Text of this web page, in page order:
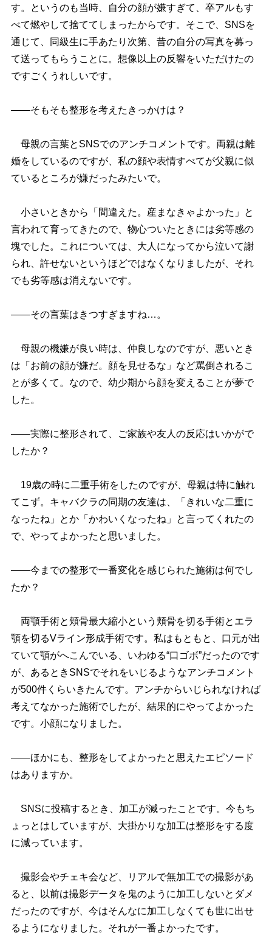
す。というのも当時、自分の顔が嫌すぎて、卒アルもす
べて燃やして捨ててしまったからです。そこで、SNSを
通じて、同級生に手あたり次第、昔の自分の写真を募っ
て送ってもらうことに。想像以上の反響をいただけたの
ですごくうれしいです。
――そもそも整形を考えたきっかけは？
母親の言葉とSNSでのアンチコメントです。両親は離
婚をしているのですが、私の顔や表情すべてが父親に似
ているところが嫌だったみたいで。
小さいときから「間違えた。産まなきゃよかった」と
言われて育ってきたので、物心ついたときには劣等感の
塊でした。これについては、大人になってから泣いて謝
られ、許せないというほどではなくなりましたが、それ
でも劣等感は消えないです。
――その言葉はきつすぎますね…。
母親の機嫌が良い時は、仲良しなのですが、悪いとき
は「お前の顔が嫌だ。顔を見せるな」など罵倒されるこ
とが多くて。なので、幼少期から顔を変えることが夢で
した。
――実際に整形されて、ご家族や友人の反応はいかがで
したか？
19歳の時に二重手術をしたのですが、母親は特に触れ
てこず。キャバクラの同期の友達は、「きれいな二重に
なったね」とか「かわいくなったね」と言ってくれたの
で、やってよかったと思いました。
――今までの整形で一番変化を感じられた施術は何でし
たか？
両顎手術と頬骨最大縮小という頬骨を切る手術とエラ
顎を切るVライン形成手術です。私はもともと、口元が出
ていて顎がへこんでいる、いわゆる“口ゴボ”だったのです
が、あるときSNSでそれをいじるようなアンチコメント
が500件くらいきたんです。アンチからいじられなければ
考えてなかった施術でしたが、結果的にやってよかった
です。小顔になりました。
――ほかにも、整形をしてよかったと思えたエピソード
はありますか。
SNSに投稿するとき、加工が減ったことです。今もち
ょっとはしていますが、大掛かりな加工は整形をする度
に減っています。
撮影会やチェキ会など、リアルで無加工での撮影があ
ると、以前は撮影データを鬼のように加工しないとダメ
だったのですが、今はそんなに加工しなくても世に出せ
るようになりました。それが一番よかったです。